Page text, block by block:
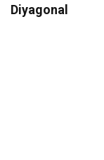
Diyagonal